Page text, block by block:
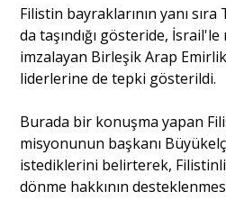
Dosya
Ankara
Filistin bayraklarının yanı
da taşındığı gösteride,
imzalayan Birleşik Arap
liderlerine de tepki gösterildi.
Burada bir konuşma yapan
misyonunun başkanı
istediklerini belirterek,
dönme hakkının